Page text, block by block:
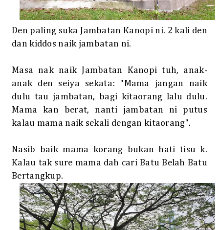
Den paling suka Jambatan Kanopi ni. 2 kali den
dan kiddos naik jambatan ni.
Masa nak naik Jambatan Kanopi tuh, anak-
anak den seiya sekata: "Mama jangan naik
dulu tau jambatan, bagi kitaorang lalu dulu.
Mama kan berat, nanti jambatan ni putus
kalau mama naik sekali dengan kitaorang".
Nasib baik mama korang bukan hati tisu k.
Kalau tak sure mama dah cari Batu Belah Batu
Bertangkup.